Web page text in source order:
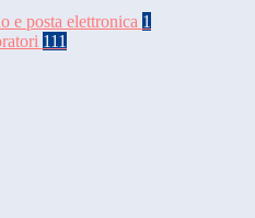
e posta elettronica 1
111